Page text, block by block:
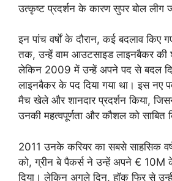
उत्कृष्ट प्रदर्शन के कारण सुपर बोल लीग
इन पांच वर्षों के दौरान, कई बदलाव किए
तक, उन्हें वाम आउटसाइड लाइनबैकर की
लेकिन 2009 में उन्हें अपने पद से बदल
लाइनबैकर के पद दिया गया था। इस नए
मैच खेले और शानदार प्रदर्शन किया,
उनकी महत्वपूर्णता और कौशल को साबित
2011 उनके करियर का सबसे साहसिक
को, ग्रीन बे पैकर्स ने उन्हें अपने €
दिया। लेकिन अगले दिन, हॉक फिर से